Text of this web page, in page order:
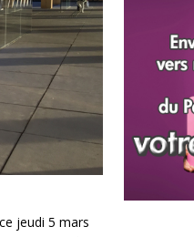
jeudi 5 mars